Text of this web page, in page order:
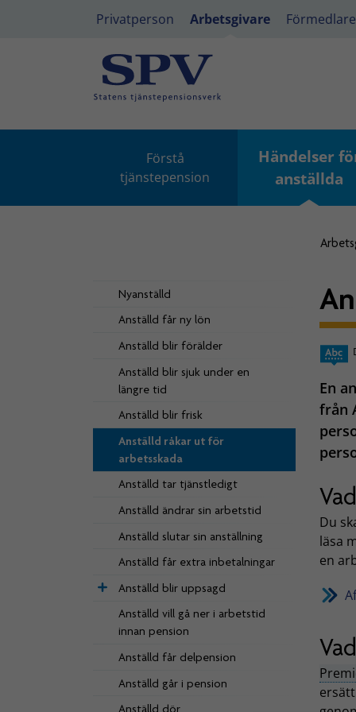
Privatperson Arbetsgivare Förmedlare
Förstå
tjänstepension
Händelser
anställda
Nyanställd
Anställd får ny lön
Anställd blir förälder
Anställd blir sjuk under en
längre tid
Anställd blir frisk
Anställd råkar ut för
arbetsskada
Anställd tar tjänstledigt
Anställd ändrar sin arbetstid
Anställd slutar sin anställning
Anställd får extra inbetalningar
Anställd blir uppsagd
Anställd vill gå ner i arbetstid
innan pension
Anställd får delpension
Anställd går i pension
Anställd dör
En
från
Du
läsa
en